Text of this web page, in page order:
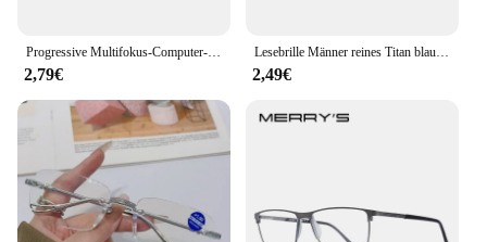
Progressive Multifokus-Computer-Lesebrille Blaulicht blockiert Titan legierung Feder scharnier Multifokal-Lesegeräte Brillen
2,79€
Lesebrille Männer reines Titan blaues Licht blockiert Lesebrille Hyperopie Geschäft großen Rahmen Brillen mit Dioptrien
2,49€